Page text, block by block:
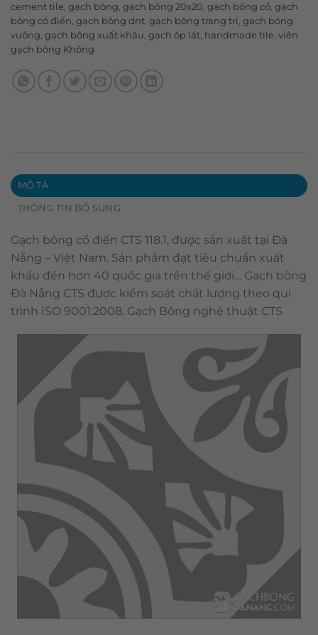
cement tile gạch bông gạch bông 20x20 gạch bông cổ gạch
bông cổ điển gạch bông dnt gạch bông trang trí gạch bông
vuông gạch bông xuất khẩu gạch ốp lát handmade tile viên
gạch bông Không
MÔ TẢ
THÔNG TIN BỔ SUNG
Gạch bông cổ điển CTS 118.1, được sản xuất tại Đà
Nẵng – Việt Nam. Sản phẩm đạt tiêu chuẩn xuất
khẩu đến hơn 40 quốc gia trên thế giới… Gạch bông
Đà Nẵng CTS được kiểm soát chất lượng theo qui
trình ISO 9001:2008. Gạch Bông nghệ thuật CTS